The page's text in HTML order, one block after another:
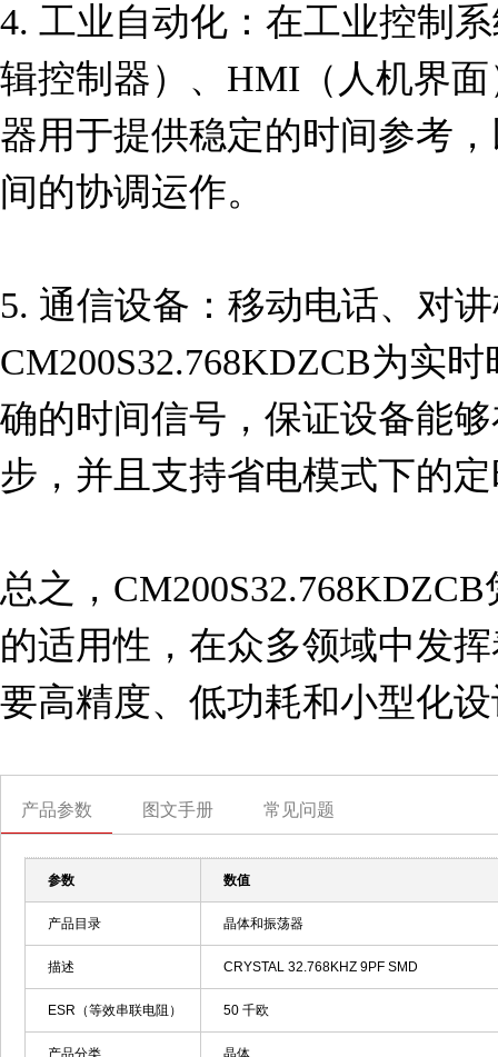
4. 工业自动化：在工业控制
辑控制器）、HMI（人机界
器用于提供稳定的时间参考
间的协调运作。
5. 通信设备：移动电话、对
CM200S32.768KDZCB为实
确的时间信号，保证设备能
步，并且支持省电模式下的
总之，
的适用性，在众多领域中发
要高精度、低功耗和小型化
产品参数 图文手册 常见问题
参数 数值
产品目录 晶体和振荡器
描述 CRYSTAL 32.768KHZ 9PF SMD
ESR（等效串联电阻） 50 千欧
产品分类 晶体